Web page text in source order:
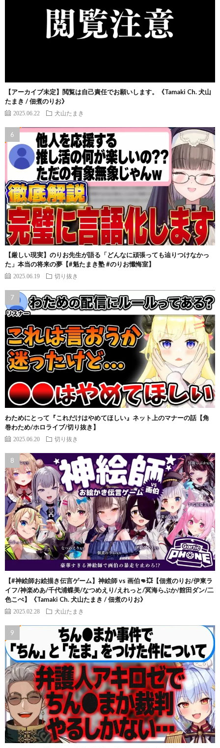
【アーカイブ未定】閲覧は自己責任でお願いします。《Tamaki Ch. 犬山
たまき / 佃煮のりお》
2025.06.22 犬山たまき
【厳しい現実】のりお先生が語る「どんなに頑張っても辿りつけなかっ
た」本当の将来の夢【#魁たまき塾 #のりお懺悔室】
2025.06.19 切り抜き
わためにとって『これだけはやめてほしい』ネット上のマナーの話【角
巻わため/ホロライブ/切り抜き】
2025.06.20 切り抜き
【#神絵師お絵描き伝言ゲーム】神絵師 vs 画伯👊💥【佃煮のりお/伊東ラ
イフ/神楽めあ/千代浦蝶美/なつめえり/えれっと/冥海らぶか/館田ダン/二
色こぺ】《Tamaki Ch. 犬山たまき / 佃煮のりお》
2025.02.28 犬山たまき